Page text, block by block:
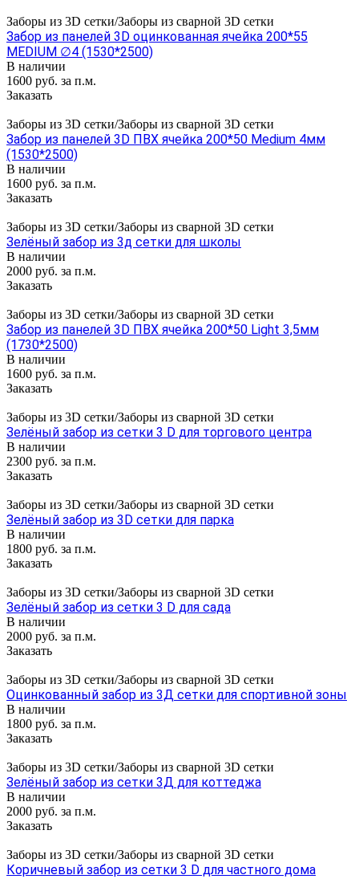
Заборы из 3D сетки/Заборы из сварной 3D сетки
Забор из панелей 3D оцинкованная ячейка 200*55
MEDIUM ∅4 (1530*2500)
В наличии
1600 руб. за п.м.
Заказать
Заборы из 3D сетки/Заборы из сварной 3D сетки
Забор из панелей 3D ПВХ ячейка 200*50 Medium 4мм
(1530*2500)
В наличии
1600 руб. за п.м.
Заказать
Заборы из 3D сетки/Заборы из сварной 3D сетки
Зелёный забор из 3д сетки для школы
В наличии
2000 руб. за п.м.
Заказать
Заборы из 3D сетки/Заборы из сварной 3D сетки
Забор из панелей 3D ПВХ ячейка 200*50 Light 3,5мм
(1730*2500)
В наличии
1600 руб. за п.м.
Заказать
Заборы из 3D сетки/Заборы из сварной 3D сетки
Зелёный забор из сетки 3 D для торгового центра
В наличии
2300 руб. за п.м.
Заказать
Заборы из 3D сетки/Заборы из сварной 3D сетки
Зелёный забор из 3D сетки для парка
В наличии
1800 руб. за п.м.
Заказать
Заборы из 3D сетки/Заборы из сварной 3D сетки
Зелёный забор из сетки 3 D для сада
В наличии
2000 руб. за п.м.
Заказать
Заборы из 3D сетки/Заборы из сварной 3D сетки
Оцинкованный забор из 3Д сетки для спортивной зоны
В наличии
1800 руб. за п.м.
Заказать
Заборы из 3D сетки/Заборы из сварной 3D сетки
Зелёный забор из сетки 3Д для коттеджа
В наличии
2000 руб. за п.м.
Заказать
Заборы из 3D сетки/Заборы из сварной 3D сетки
Коричневый забор из сетки 3 D для частного дома